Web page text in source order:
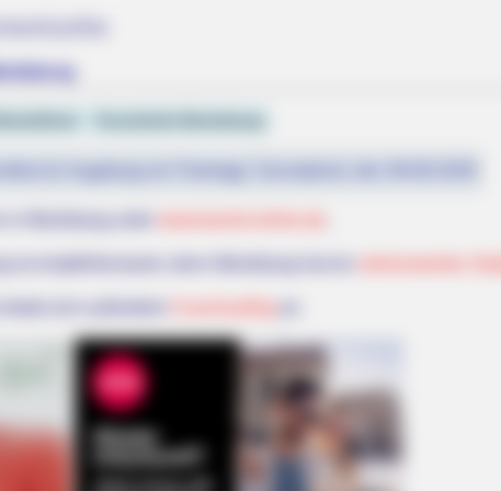
Are Already On
NEUROMIND PRO
Japan's Oldest Doctors
Stop Drinking These 3
RADAR MEDIA